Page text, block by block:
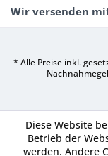
Wir versenden
* Alle Preise inkl.
Diese Website
Betrieb der
werden. Andere